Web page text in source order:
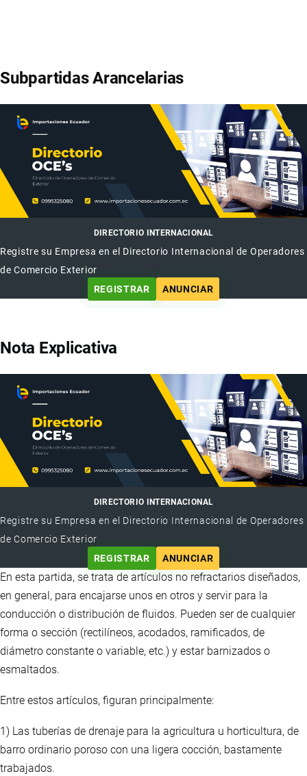
Subpartidas Arancelarias
DIRECTORIO INTERNACIONAL
Registre su Empresa en el Directorio Internacional de Operadores
de Comercio Exterior
REGISTRAR
ANUNCIAR
Nota Explicativa
DIRECTORIO INTERNACIONAL
Registre su Empresa en el Directorio Internacional de Operadores
de Comercio Exterior
REGISTRAR
ANUNCIAR
En esta partida, se trata de artículos no refractarios diseñados,
en general, para encajarse unos en otros y servir para la
conducción o distribución de fluidos. Pueden ser de cualquier
forma o sección (rectilíneos, acodados, ramificados, de
diámetro constante o variable, etc.) y estar barnizados o
esmaltados.
Entre estos artículos, figuran principalmente:
1) Las tuberías de drenaje para la agricultura u horticultura, de
barro ordinario poroso con una ligera cocción, bastamente
trabajados.